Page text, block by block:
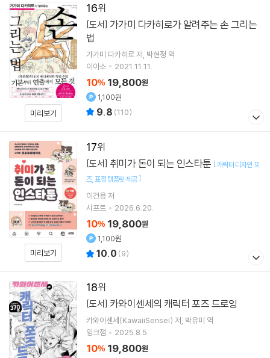
16
미리보기
[도서]
법
가가미 다카히로 저 박현정 역
이아소
2021.11.11.
10% 19,800원
1,100원
9.8 (110)
17
미리보기
[도서] 취미가 돈이 되는 인스타툰 [캐릭터 디자인 포
즈 표정 템플릿 제공]
이건용저
시프트
2026.6.20.
10% 19,800원
1,100원
10.0 (9)
18
[도서] 카와이센세의 캐릭터 포즈 드로잉
카와이센세(KawaiiSensei) 저 박유미 역
잉크잼
2025.8.5.
10% 19,800원